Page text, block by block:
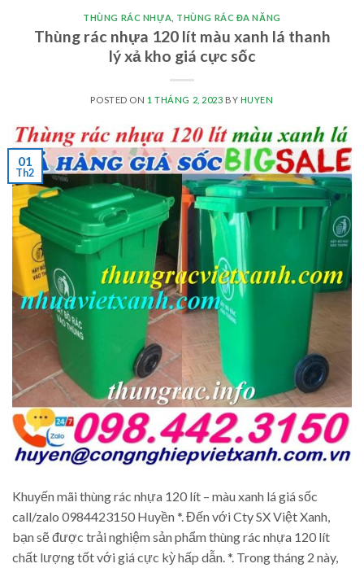
THÙNG RÁC NHỰA THÙNG RÁC ĐA NĂNG
Thùng rác nhựa 120 lít màu xanh lá thanh
lý xả kho giá cực sốc
POSTED ON 1 THÁNG 2, 2023 BY HUYEN
01
Th2
Khuyến mãi thùng rác nhựa 120 lít – màu xanh lá giá sốc
call/zalo 0984423150 Huyền *. Đến với Cty SX Việt Xanh,
bạn sẽ được trải nghiệm sản phẩm thùng rác nhựa 120 lít
chất lượng tốt với giá cực kỳ hấp dẫn. *. Trong tháng 2 này,